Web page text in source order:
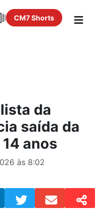
CM7 Shorts
da
saída da
anos
às 8:02